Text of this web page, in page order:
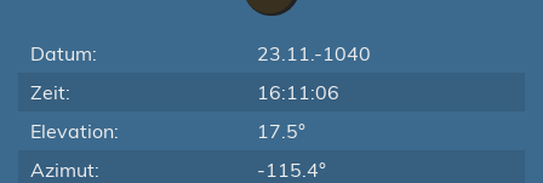
Datum:
23.11.-1040
Zeit:
16:11:06
Elevation:
17.5°
Azimut:
-115.4°